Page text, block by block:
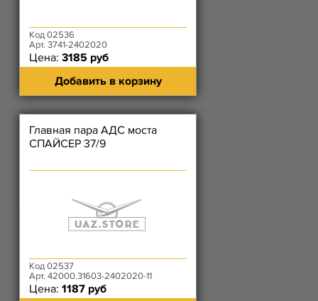
Код 02536
Арт. 3741-2402020
Цена: 3185 руб
Добавить в корзину
Главная пара АДС моста
СПАЙСЕР 37/9
Код 02537
Арт. 42000.31603-2402020-11
Цена: 1187 руб